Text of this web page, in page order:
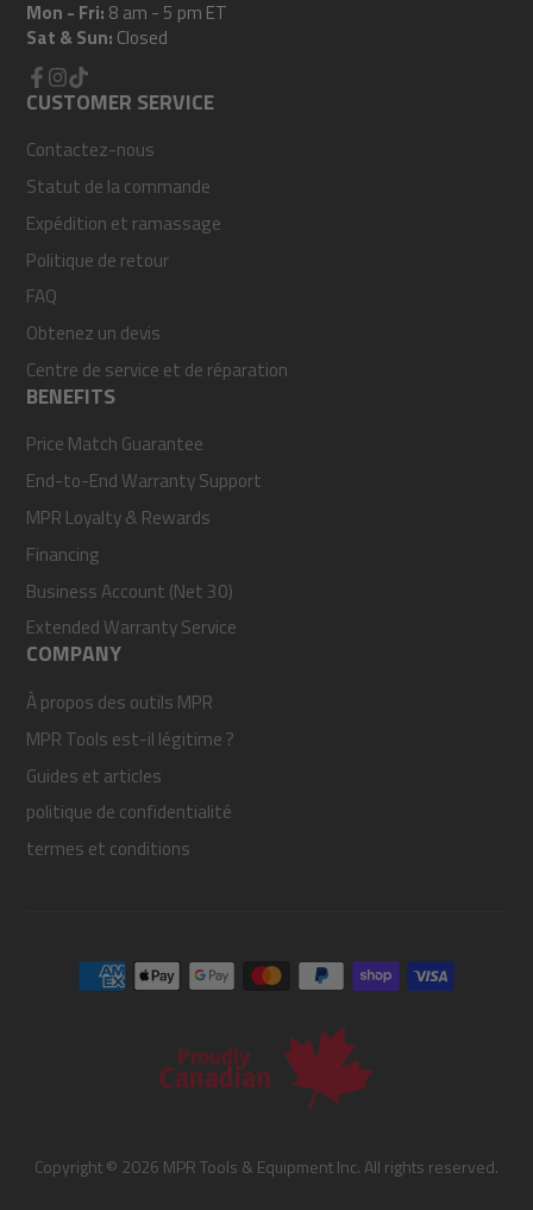
Mon - Fri: 8 am - 5 pm ET
Sat & Sun: Closed
Facebook
Instagram
TikTok
CUSTOMER SERVICE
Contactez-nous
Statut de la commande
Expédition et ramassage
Politique de retour
FAQ
Obtenez un devis
Centre de service et de réparation
BENEFITS
Price Match Guarantee
End-to-End Warranty Support
MPR Loyalty & Rewards
Financing
Business Account (Net 30)
Extended Warranty Service
COMPANY
À propos des outils MPR
MPR Tools est-il légitime ?
Guides et articles
politique de confidentialité
termes et conditions
Copyright © 2026 MPR Tools & Equipment Inc. All rights reserved.